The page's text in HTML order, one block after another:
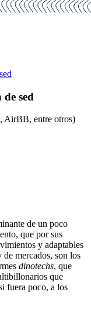
sed
AirBB, entre otros)
de un poco
que por sus
y adaptables
de mercados, son los
dinotechs, que
que
fuera poco, a los